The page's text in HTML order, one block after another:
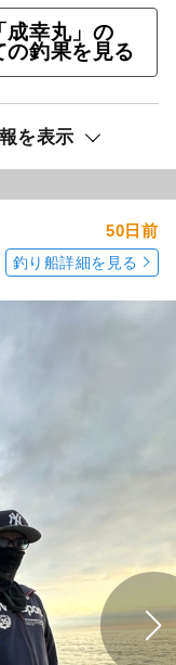
成幸丸」の
の釣果を見る
を表示
50日前
釣り船詳細を見る